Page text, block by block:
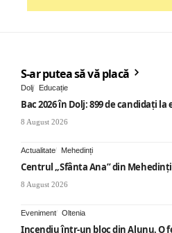
S-ar putea să vă placă
Dolj Educație
Bac 2026 în Dolj: 899 de candidați la
8 August 2026
Actualitate Mehedinți
Centrul „Sfânta Ana” din
8 August 2026
Eveniment Oltenia
Incendiu într-un bloc din Alunu. O